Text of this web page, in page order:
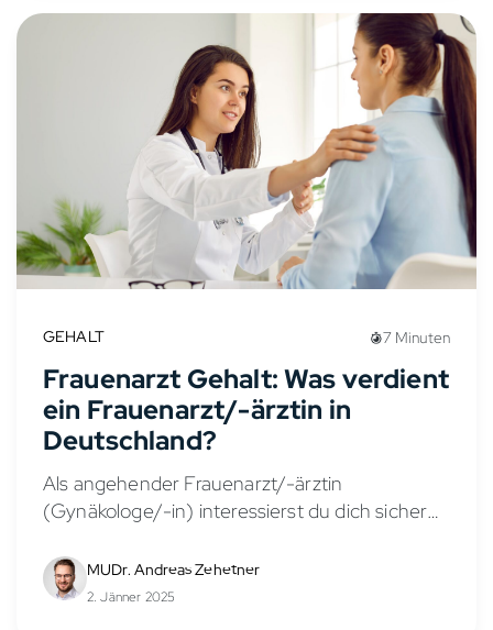
GEHALT 7 Minuten
Frauenarzt Gehalt: Was verdient
ein Frauenarzt/-ärztin in
Deutschland?
Als angehender Frauenarzt/-ärztin
(Gynäkologe/-in) interessierst du dich sicher
vielseitigen Fachbereich. Das Gehalt eines
Frauenarztes/-ärztin hängt von verschiedenen
MUDr. Andreas Zehetner
2. Jänner 2025